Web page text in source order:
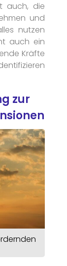
auch, die
und
nutzen
auch ein
Kräfte
zur